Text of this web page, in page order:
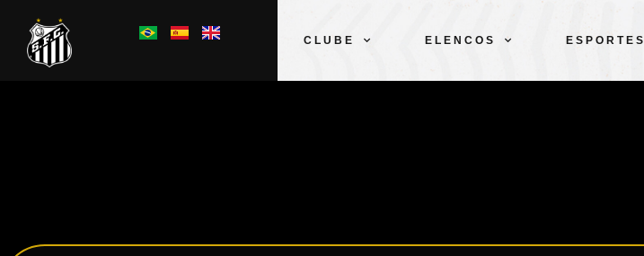
CLUBE ELENCOS ESPORTES